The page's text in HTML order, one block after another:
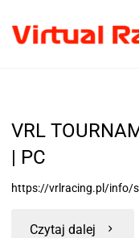
VRL
| PC
https://vrlracing.pl/info/
Czytaj dalej